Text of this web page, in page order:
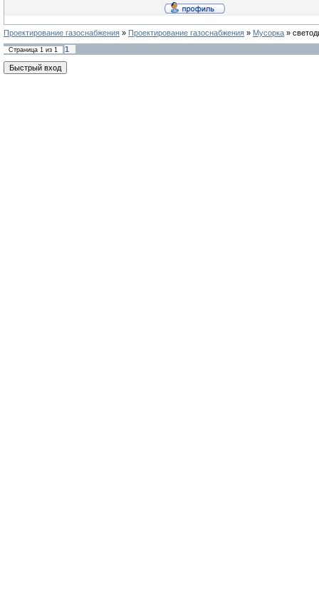
Проектирование газоснабжения » Проектирование газоснабжения » Мусорка »
Страница 1 из 1 1